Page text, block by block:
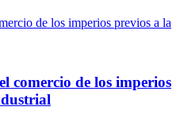
comercio de los imperios